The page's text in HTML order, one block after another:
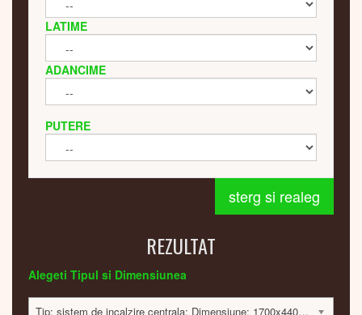
LATIME
ADANCIME
PUTERE
sterg si realeg
REZULTAT
Alegeti Tipul si Dimensiunea
Tip: sistem de incalzire centrala; Dimensiune: 1700x440x60mm; 678 Watt; 7290 lei